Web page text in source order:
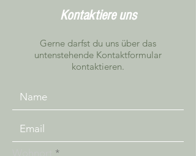
Kontaktiere uns
Gerne darfst du uns über das
untenstehende Kontaktformular
kontaktieren.